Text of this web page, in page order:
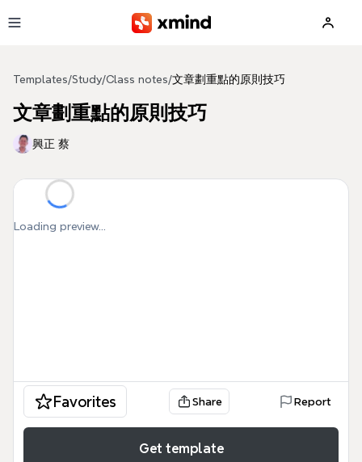
Templates/Study/Class notes/文章劃重點的原則技巧
文章劃重點的原則技巧
興正 蔡
Loading preview...
Favorites Share Report
Get template